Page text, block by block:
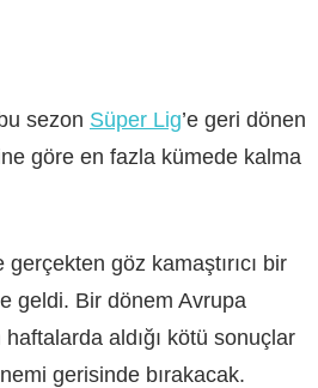
sezon Süper Lig’e geri dönen
göre en fazla kümede kalma
gerçekten göz kamaştırıcı bir
geldi. Bir dönem Avrupa
aldığı kötü sonuçlar
gerisinde bırakacak.